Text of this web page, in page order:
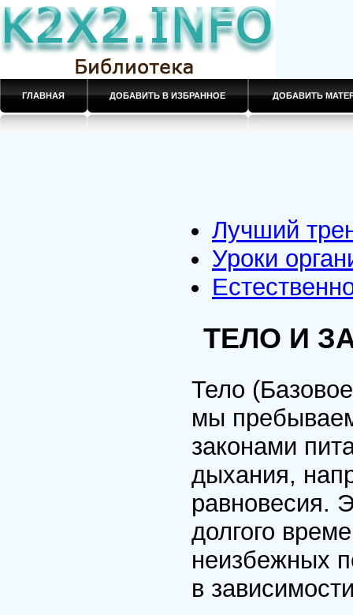
ГЛАВНАЯ ДОБАВИТЬ В ИЗБРАННОЕ ДОБАВИТЬ
Лучший
Уроки
ТЕЛО И
Тело
мы
законами
дыхания,
равновесия.
долгого
неизбежных
в